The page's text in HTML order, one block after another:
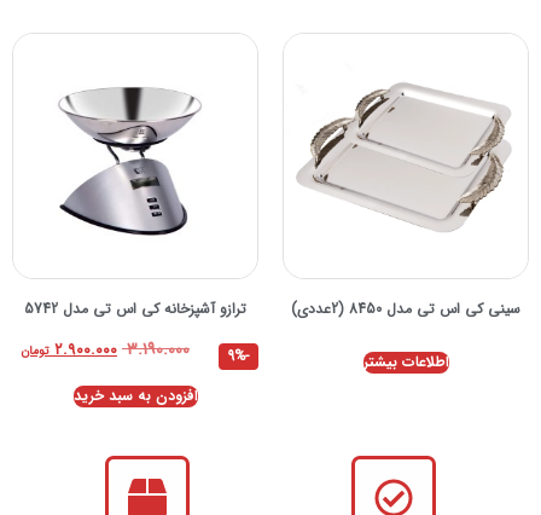
سینی کی اس تی مدل 8450 (2عددی)
اطلاعات بیشتر
ترازو آشپزخانه کی اس تی مدل 5742
۳.۱۹۰.۰۰۰ ۲.۹۰۰.۰۰۰ تومان
-9%
افزودن به سبد خرید